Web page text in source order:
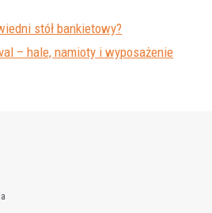
stół bankietowy?
– hale, namioty i wyposażenie